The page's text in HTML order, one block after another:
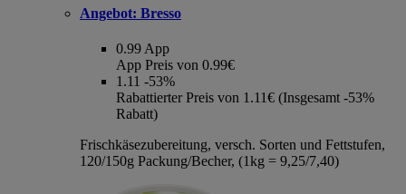
Angebot: Bresso
0.99 App
App Preis von 0.99€
1.11 -53%
Rabattierter Preis von 1.11€ (Insgesamt -53%
Rabatt)
Frischkäsezubereitung, versch. Sorten und Fettstufen,
120/150g Packung/Becher, (1kg = 9,25/7,40)